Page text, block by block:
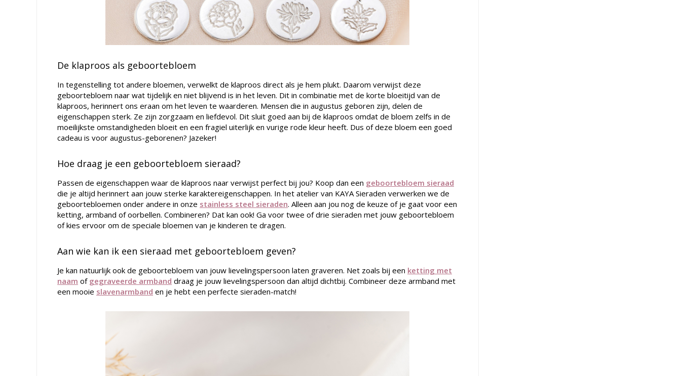
De klaproos als geboortebloem
In tegenstelling tot andere bloemen, verwelkt de klaproos direct als je hem plukt. Daarom verwijst deze
geboortebloem naar wat tijdelijk en niet blijvend is in het leven. Dit in combinatie met de korte bloeitijd van de
klaproos, herinnert ons eraan om het leven te waarderen. Mensen die in augustus geboren zijn, delen de
eigenschappen sterk. Ze zijn zorgzaam en liefdevol. Dit sluit goed aan bij de klaproos omdat de bloem zelfs in de
moeilijkste omstandigheden bloeit en een fragiel uiterlijk en vurige rode kleur heeft. Dus of deze bloem een goed
cadeau is voor augustus-geborenen? Jazeker!
Hoe draag je een geboortebloem sieraad?
Passen de eigenschappen waar de klaproos naar verwijst perfect bij jou? Koop dan een geboortebloem sieraad
die je altijd herinnert aan jouw sterke karaktereigenschappen. In het atelier van KAYA Sieraden verwerken we de
geboortebloemen onder andere in onze stainless steel sieraden. Alleen aan jou nog de keuze of je gaat voor een
ketting, armband of oorbellen. Combineren? Dat kan ook! Ga voor twee of drie sieraden met jouw geboortebloem
of kies ervoor om de speciale bloemen van je kinderen te dragen.
Aan wie kan ik een sieraad met geboortebloem geven?
Je kan natuurlijk ook de geboortebloem van jouw lievelingspersoon laten graveren. Net zoals bij een ketting met
naam of gegraveerde armband draag je jouw lievelingspersoon dan altijd dichtbij. Combineer deze armband met
een mooie slavenarmband en je hebt een perfecte sieraden-match!